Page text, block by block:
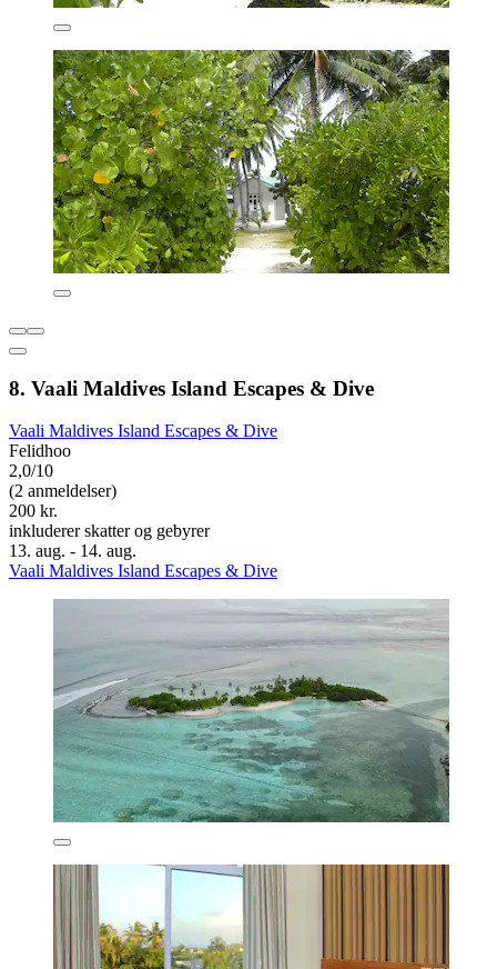
8. Vaali Maldives Island Escapes & Dive
Vaali Maldives Island Escapes & Dive
Felidhoo
2,0/10
(2 anmeldelser)
200 kr.
inkluderer skatter og gebyrer
13. aug. - 14. aug.
Vaali Maldives Island Escapes & Dive